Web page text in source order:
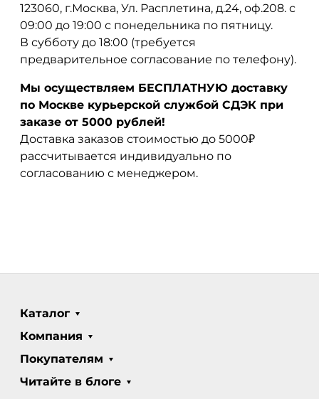
123060, г.Москва, Ул. Расплетина, д.24, оф.208. с
09:00 до 19:00 с понедельника по пятницу.
В субботу до 18:00 (требуется
предварительное согласование по телефону).
Мы осуществляем БЕСПЛАТНУЮ доставку
по Москве курьерской службой СДЭК при
заказе от 5000 рублей!
Доставка заказов стоимостью до 5000₽
рассчитывается индивидуально по
согласованию с менеджером.
Каталог
Компания
Покупателям
Читайте в блоге